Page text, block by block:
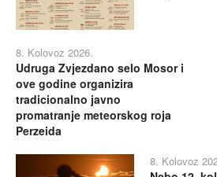
8. Kolovoz 2026.
Udruga Zvjezdano selo Mosor i
ove godine organizira
tradicionalno javno
promatranje meteorskog roja
Perzeida
8. Kolovoz